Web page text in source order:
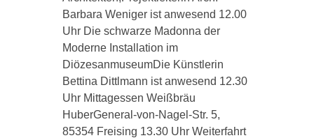
Barbara Weniger ist anwesend 12.00
Uhr Die schwarze Madonna der
Moderne Installation im
DiözesanmuseumDie Künstlerin
Bettina Dittlmann ist anwesend 12.30
Uhr Mittagessen Weißbräu
HuberGeneral-von-Nagel-Str. 5,
85354 Freising 13.30 Uhr Weiterfahrt